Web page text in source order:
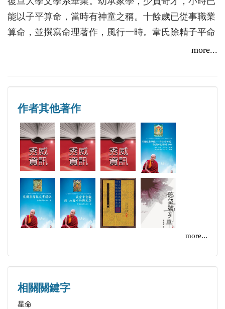
能以子平算命，當時有神童之稱。十餘歲已從事職業
算命，並撰寫命理著作，風行一時。韋氏除精子平命
理外，亦精大六壬占卜。西安事變期間，蔣介石夫人
時。民國初年與當時袁樹珊、徐樂吾齊名，為近代命
正、簡化、白話化、現代化。可謂承先啟後，對民初
及後來的子平命學發展影響深遠。一九四九年後居香
港，一九八八年卒。
more...
作者其他著作
more...
相關關鍵字
星命